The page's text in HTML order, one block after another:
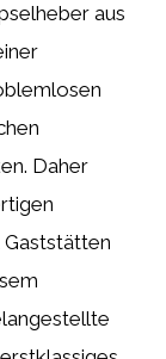
aus
Daher